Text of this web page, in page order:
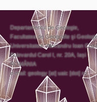
Departamentul de Geologie,
Facultatea de Geografie şi
Universitatea “Alexandru Ioan
Bulevardul Carol I, nr. 20A, Iași
ROMÂNIA
e-mail: geology [at] uaic [dot] ro